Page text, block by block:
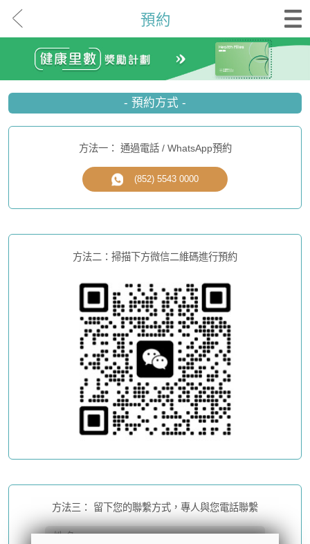
預約
- 預約方式 -
方法一： 通過電話 / WhatsApp預約
(852) 5543 0000
方法二：掃描下方微信二維碼進行預約
方法三： 留下您的聯繫方式，專人與您電話聯繫